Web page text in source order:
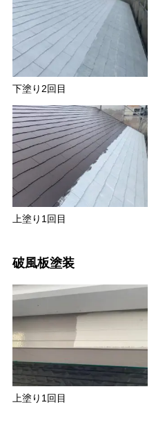
下塗り2回目
上塗り1回目
破風板塗装
上塗り1回目